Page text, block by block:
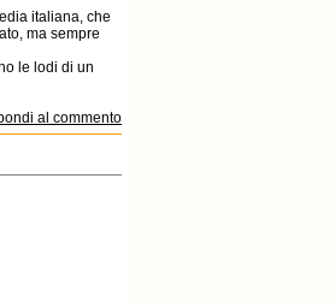
italiana, che
ma sempre
le lodi di un
al commento